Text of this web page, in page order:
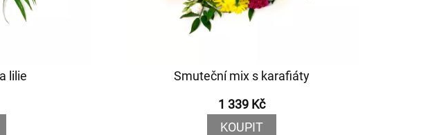
lilie
Smuteční mix s karafiáty
1 339 Kč
KOUPIT